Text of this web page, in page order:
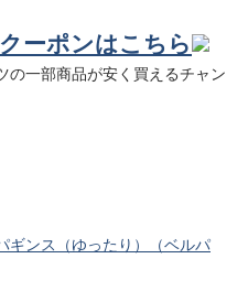
ーポンはこちら
の一部商品が安く買えるチャン
ギンス（ゆったり）（ベルパ